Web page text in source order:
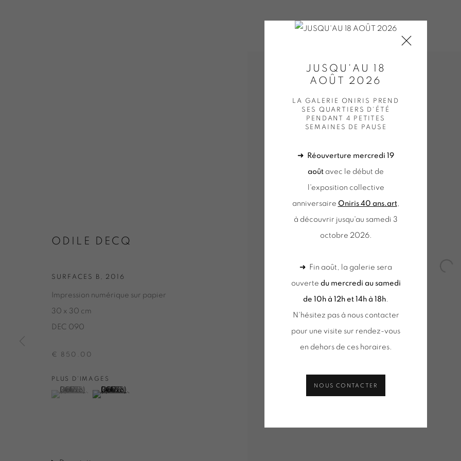
ODILE DECQ
PRÉSENTATION VUES D'INSTALLATION SÉLECTION D'OEUVRES
JUSQU'AU 18
AOÛT 2026
LA GALERIE ONIRIS PREND
SES QUARTIERS D'ÉTÉ
PENDANT 4 PETITES
SEMAINES DE PAUSE
➜ Réouverture mercredi 19
août avec le début de
l'exposition collective
anniversaire Oniris 40 ans.art,
à découvrir jusqu'au samedi 3
octobre 2026.
➜ Fin août, la galerie sera
ouverte du mercredi au samedi
de 10h à 12h et 14h à 18h.
N'hésitez pas à nous contacter
pour une visite sur rendez-vous
en dehors de ces horaires.
NOUS CONTACTER
ODILE DECQ
SURFACES B 2016
Impression numérique sur papier
30 x 30 cm
DEC 090
€ 850.00
PLUS D'IMAGES
(View a larger image of thumbnail 1 )
, currently selected.
, currently selected.
, currently selected.(View a larger image of thumbnail 2 )